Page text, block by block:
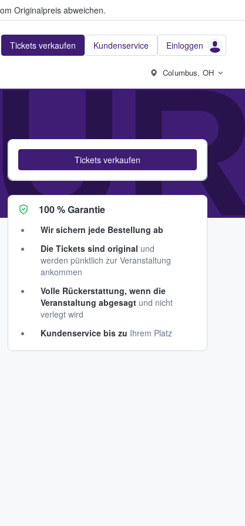
Originalpreis abweichen.
Tickets verkaufen Kundenservice Einloggen
Columbus, OH
Tickets verkaufen
100 % Garantie
Wir sichern jede Bestellung ab
Die Tickets sind original und
werden pünktlich zur Veranstaltung
ankommen
Volle Rückerstattung, wenn die
Veranstaltung abgesagt und nicht
verlegt wird
Kundenservice bis zu Ihrem Platz